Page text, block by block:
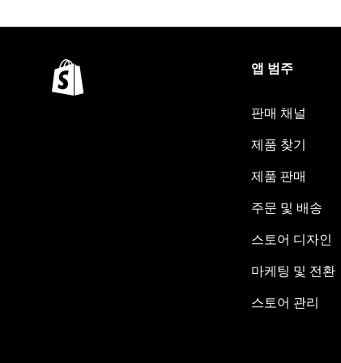
앱 범주
판매 채널
제품 찾기
제품 판매
주문 및 배송
스토어 디자인
마케팅 및 전환
스토어 관리